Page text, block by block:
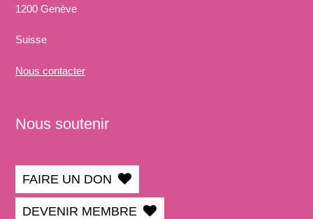
1200 Genève
Suisse
Nous contacter
Nous soutenir
FAIRE UN DON
DEVENIR MEMBRE